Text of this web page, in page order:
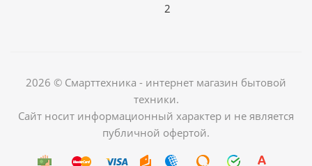
2
2026 © Смарттехника - интернет магазин бытовой
техники.
Сайт носит информационный характер и не является
публичной офертой.